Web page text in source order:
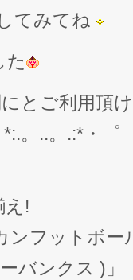
てみてね
た
とご利用頂
*:.。..。.:*・
え!
ンフットボー
バンクス )」